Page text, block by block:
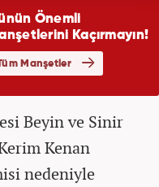
Beyin ve Sinir
Kenan
nedeniyle